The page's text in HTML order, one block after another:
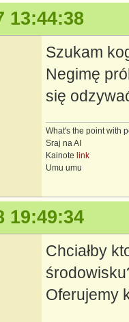
13:44:38
Szukam
Negimę
się
What's the point with
Sraj na AI
Kainote link
Umu umu
19:49:34
Chciałby
Oferujemy